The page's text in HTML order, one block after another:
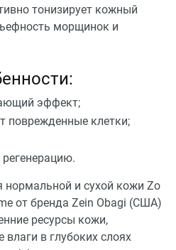
тонизирует кожный
морщинок и
эффект;
поврежденные клетки;
и сухой кожи Zo
от бренда Zein Obagi (США)
ресурсы кожи,
влаги в глубоких слоях